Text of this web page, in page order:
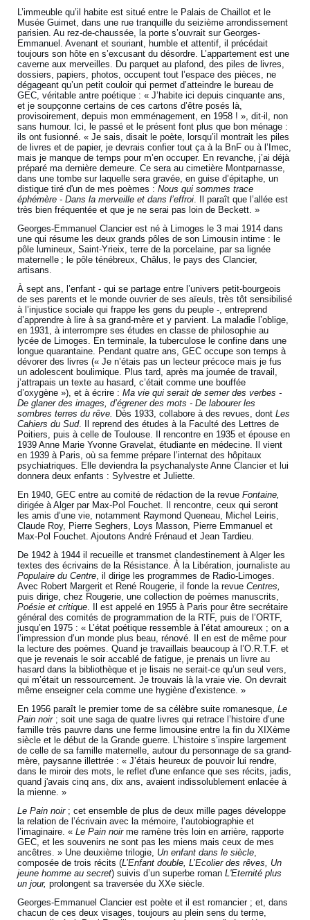
L’immeuble qu’il habite est situé entre le Palais de Chaillot et le
Musée Guimet, dans une rue tranquille du seizième arrondissement
parisien. Au rez-de-chaussée, la porte s’ouvrait sur Georges-
Emmanuel. Avenant et souriant, humble et attentif, il précédait
toujours son hôte en s’excusant du désordre. L’appartement est une
caverne aux merveilles. Du parquet au plafond, des piles de livres,
dossiers, papiers, photos, occupent tout l’espace des pièces, ne
dégageant qu’un petit couloir qui permet d’atteindre le bureau de
GEC, véritable antre poétique : « J’habite ici depuis cinquante ans,
et je soupçonne certains de ces cartons d’être posés là,
provisoirement, depuis mon emménagement, en 1958 ! », dit-il, non
sans humour. Ici, le passé et le présent font plus que bon ménage :
ils ont fusionné. « Je sais, disait le poète, lorsqu’il montrait les piles
de livres et de papier, je devrais confier tout ça à la BnF ou à l’Imec,
mais je manque de temps pour m’en occuper. En revanche, j’ai déjà
préparé ma dernière demeure. Ce sera au cimetière Montparnasse,
dans une tombe sur laquelle sera gravée, en guise d’épitaphe, un
distique tiré d'un de mes poèmes :Nous qui sommes trace
éphémère - Dans la merveille et dans l’effroi. Il paraît que l’allée est
très bien fréquentée et que je ne serai pas loin de Beckett. »
Georges-Emmanuel Clancier est né à Limoges le 3 mai 1914 dans
une qui résume les deux grands pôles de son Limousin intime : le
pôle lumineux, Saint-Yrieix, terre de la porcelaine, par sa lignée
maternelle ; le pôle ténébreux, Châlus, le pays des Clancier,
artisans.
À sept ans, l’enfant - qui se partage entre l’univers petit-bourgeois
de ses parents et le monde ouvrier de ses aïeuls, très tôt sensibilisé
à l’injustice sociale qui frappe les gens du peuple -, entreprend
d’apprendre à lire à sa grand-mère et y parvient. La maladie l’oblige,
en 1931, à interrompre ses études en classe de philosophie au
lycée de Limoges. En terminale, la tuberculose le confine dans une
longue quarantaine. Pendant quatre ans, GEC occupe son temps à
dévorer des livres (« Je n’étais pas un lecteur précoce mais je fus
un adolescent boulimique. Plus tard, après ma journée de travail,
j’attrapais un texte au hasard, c’était comme une bouffée
d’oxygène »), et à écrire :Ma vie qui serait de semer des verbes -
De glaner des images, d’égrener des mots - De labourer les
sombres terres du rêve. Dès 1933, collabore à des revues, dontLes
Cahiers du Sud. Il reprend des études à la Faculté des Lettres de
Poitiers, puis à celle de Toulouse. Il rencontre en 1935 et épouse en
1939 Anne Marie Yvonne Gravelat, étudiante en médecine. Il vient
en 1939 à Paris, où sa femme prépare l’internat des hôpitaux
psychiatriques. Elle deviendra la psychanalyste Anne Clancier et lui
donnera deux enfants : Sylvestre et Juliette.
En 1940, GEC entre au comité de rédaction de la revueFontaine,
dirigée à Alger par Max-Pol Fouchet. Il rencontre, ceux qui seront
les amis d’une vie, notamment Raymond Queneau, Michel Leiris,
Claude Roy, Pierre Seghers, Loys Masson, Pierre Emmanuel et
Max-Pol Fouchet. Ajoutons André Frénaud et Jean Tardieu.
De 1942 à 1944 il recueille et transmet clandestinement à Alger les
textes des écrivains de la Résistance. À la Libération, journaliste au
Populaire du Centre, il dirige les programmes de Radio-Limoges.
Avec Robert Margerit et René Rougerie, il fonde la revueCentres,
puis dirige, chez Rougerie, une collection de poèmes manuscrits,
Poésie et critique. Il est appelé en 1955 à Paris pour être secrétaire
général des comités de programmation de la RTF, puis de l’ORTF,
jusqu’en 1975 : « L’état poétique ressemble à l’état amoureux ; on a
l’impression d’un monde plus beau, rénové. Il en est de même pour
la lecture des poèmes. Quand je travaillais beaucoup à l’O.R.T.F. et
que je revenais le soir accablé de fatigue, je prenais un livre au
hasard dans la bibliothèque et je lisais ne serait-ce qu’un seul vers,
qui m’était un ressourcement. Je trouvais là la vraie vie. On devrait
même enseigner cela comme une hygiène d’existence. »
En 1956 paraît le premier tome de sa célèbre suite romanesque,Le
Pain noir ; soit une saga de quatre livres qui retrace l’histoire d’une
famille très pauvre dans une ferme limousine entre la fin du XIXème
siècle et le début de la Grande guerre. L’histoire s’inspire largement
de celle de sa famille maternelle, autour du personnage de sa grand-
mère, paysanne illettrée : « J’étais heureux de pouvoir lui rendre,
dans le miroir des mots, le reflet d'une enfance que ses récits, jadis,
quand j'avais cinq ans, dix ans, avaient indissolublement enlacée à
la mienne. »
Le Pain noir ; cet ensemble de plus de deux mille pages développe
la relation de l’écrivain avec la mémoire, l’autobiographie et
l’imaginaire. «Le Pain noirme ramène très loin en arrière, rapporte
GEC, et les souvenirs ne sont pas les miens mais ceux de mes
ancêtres. » Une deuxième trilogie, Un enfant dans le siècle,
composée de trois récits (L’Enfant double, L’Ecolier des rêves, Un
jeune homme au secret) suivis d’un superbe roman L'Eternité plus
un jour, prolongent sa traversée du XXe siècle.
Georges-Emmanuel Clancier est poète et il est romancier ; et, dans
chacun de ces deux visages, toujours au plein sens du terme,